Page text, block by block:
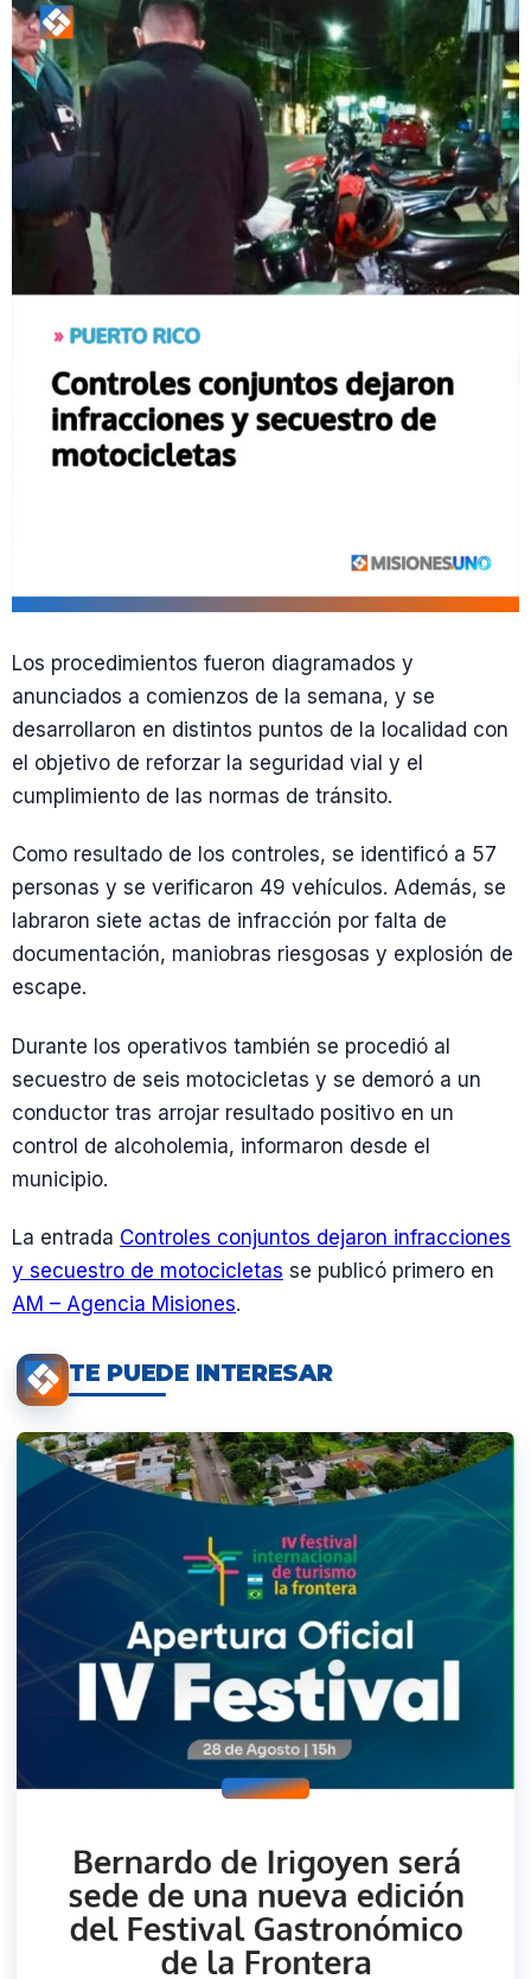
Los procedimientos fueron diagramados y
anunciados a comienzos de la semana, y se
desarrollaron en distintos puntos de la localidad con
el objetivo de reforzar la seguridad vial y el
cumplimiento de las normas de tránsito.
Como resultado de los controles, se identificó a 57
personas y se verificaron 49 vehículos. Además, se
labraron siete actas de infracción por falta de
documentación, maniobras riesgosas y explosión de
escape.
Durante los operativos también se procedió al
secuestro de seis motocicletas y se demoró a un
conductor tras arrojar resultado positivo en un
control de alcoholemia, informaron desde el
municipio.
La entrada Controles conjuntos dejaron infracciones
y secuestro de motocicletas se publicó primero en
AM – Agencia Misiones.
TE PUEDE INTERESAR